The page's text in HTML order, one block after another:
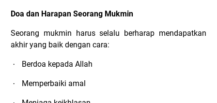
Doa dan Harapan Seorang Mukmin
Seorang mukmin harus selalu berharap mendapatkan
akhir yang baik dengan cara:
· Berdoa kepada Allah
· Memperbaiki amal